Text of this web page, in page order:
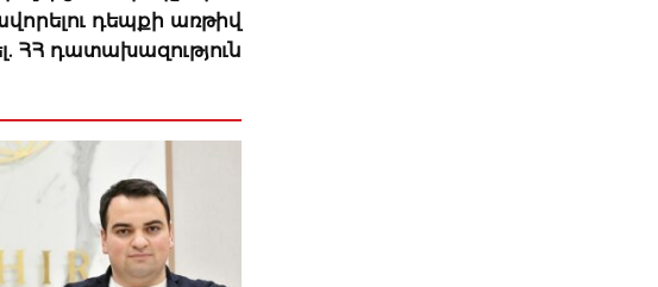
դեպքի առթիվ
ՀՀ դատախազություն